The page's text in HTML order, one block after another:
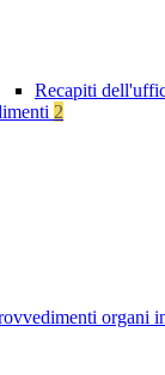
Recapiti
2
organi